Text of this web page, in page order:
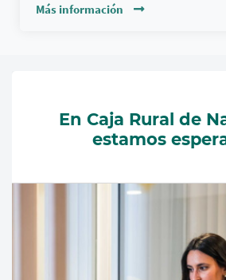
Más información
En Caja Rural de
estamos